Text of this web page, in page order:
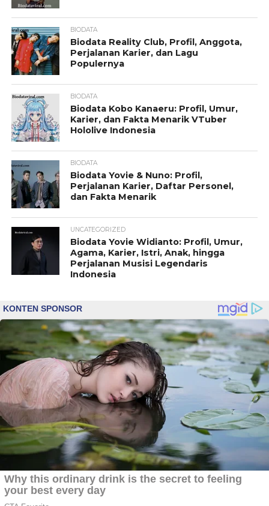
BIODATA
Biodata Reality Club, Profil, Anggota,
Perjalanan Karier, dan Lagu
Populernya
BIODATA
Biodata Kobo Kanaeru: Profil, Umur,
Karier, dan Fakta Menarik VTuber
Hololive Indonesia
BIODATA
Biodata Yovie & Nuno: Profil,
Perjalanan Karier, Daftar Personel,
dan Fakta Menarik
UNCATEGORIZED
Biodata Yovie Widianto: Profil, Umur,
Agama, Karier, Istri, Anak, hingga
Perjalanan Musisi Legendaris
Indonesia